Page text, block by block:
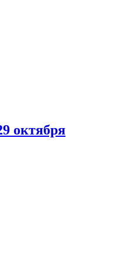
октября